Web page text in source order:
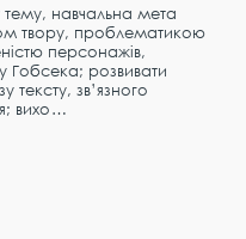
навчальна мета
твору, проблематикою
персонажів,
Гобсека; розвивати
тексту, зв’язного
вихо